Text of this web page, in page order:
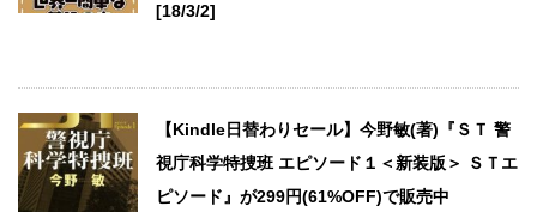
[18/3/2]
【Kindle日替わりセール】今野敏(著)『ＳＴ 警
視庁科学特捜班 エピソード１＜新装版＞ ＳＴエ
ピソード』が299円(61%OFF)で販売中